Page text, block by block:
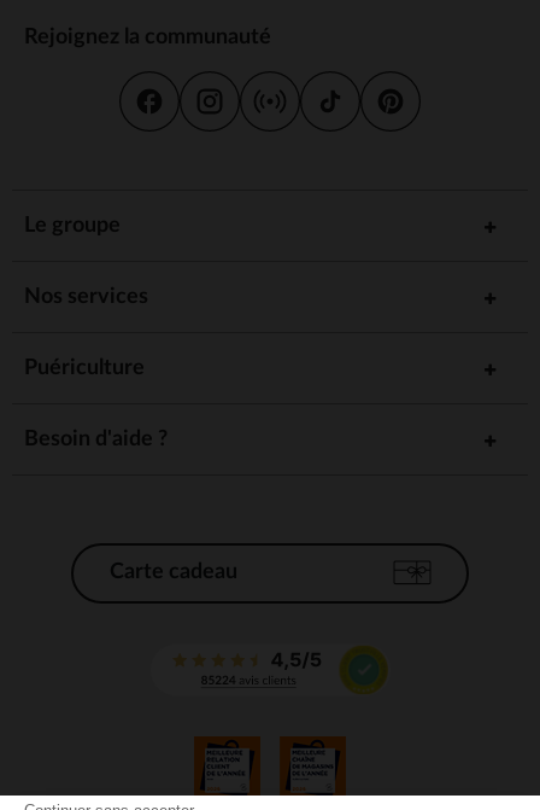
Rejoignez la communauté
Le groupe
Nos services
Puériculture
Besoin d'aide ?
Carte cadeau